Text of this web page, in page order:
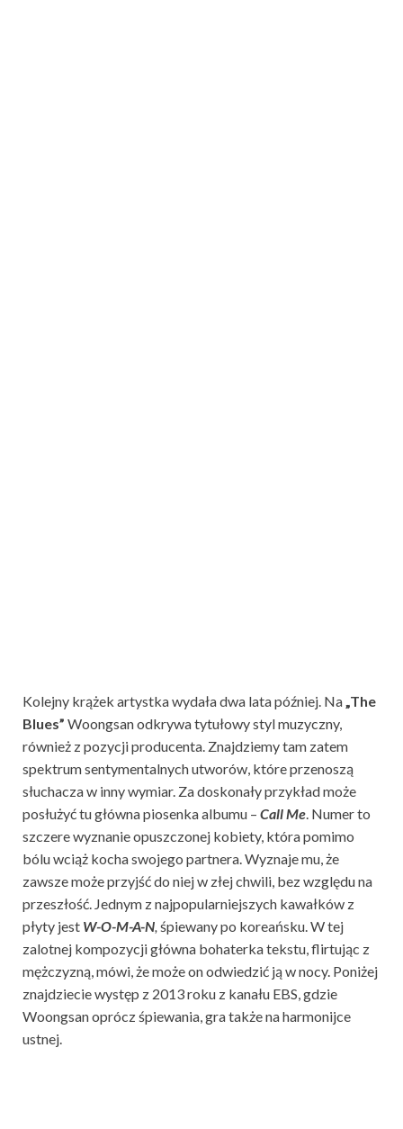
Kolejny krążek artystka wydała dwa lata później. Na„The
Blues” Woongsan odkrywa tytułowy styl muzyczny,
również z pozycji producenta. Znajdziemy tam zatem
spektrum sentymentalnych utworów, które przenoszą
słuchacza w inny wymiar. Za doskonały przykład może
posłużyć tu główna piosenka albumu – Call Me. Numer to
szczere wyznanie opuszczonej kobiety, która pomimo
bólu wciąż kocha swojego partnera. Wyznaje mu, że
zawsze może przyjść do niej w złej chwili, bez względu na
przeszłość. Jednym z najpopularniejszych kawałków z
płyty jest W-O-M-A-N, śpiewany po koreańsku. W tej
zalotnej kompozycji główna bohaterka tekstu, flirtując z
mężczyzną, mówi, że może on odwiedzić ją w nocy. Poniżej
znajdziecie występ z 2013 roku z kanału EBS, gdzie
Woongsan oprócz śpiewania, gra także na harmonijce
ustnej.